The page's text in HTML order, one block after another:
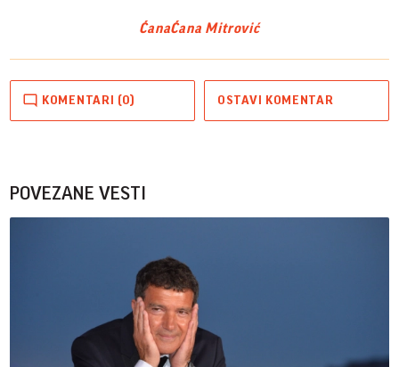
ĆanaĆana Mitrović
KOMENTARI (0) OSTAVI KOMENTAR
POVEZANE VESTI